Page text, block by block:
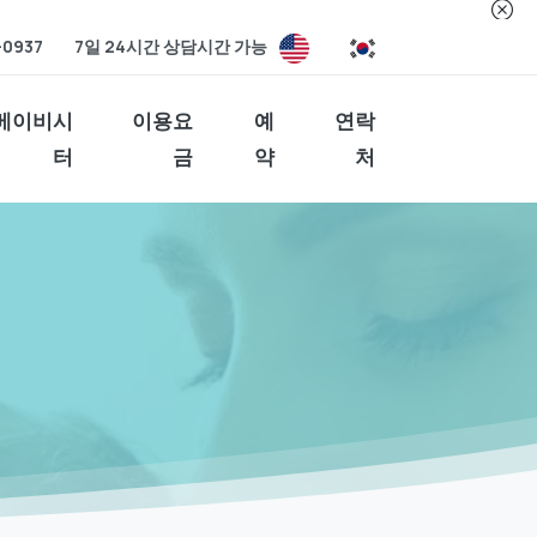
7일 24시간 상담시간 가능
이비시
터
이용요
금
예
약
연락
처